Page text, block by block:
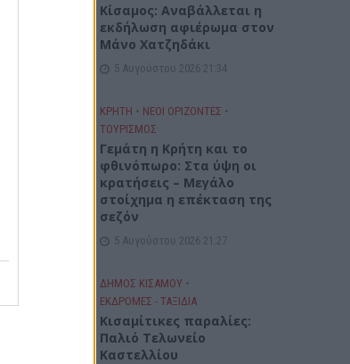
Κίσαμος: Αναβάλλεται η
εκδήλωση αφιέρωμα στον
Μάνο Χατζηδάκι
5 Αυγούστου 2026 21:34
ΚΡΗΤΗ • ΝΕΟΙ ΟΡΙΖΟΝΤΕΣ •
ΤΟΥΡΙΣΜΟΣ
Γεμάτη η Κρήτη και το
φθινόπωρο: Στα ύψη οι
κρατήσεις – Μεγάλο
στοίχημα η επέκταση της
σεζόν
5 Αυγούστου 2026 21:27
ΔΉΜΟΣ ΚΙΣΆΜΟΥ •
ΕΚΔΡΟΜΈΣ - ΤΑΞΊΔΙΑ
Kισαμίτικες παραλίες:
Παλιό Τελωνείο
Καστελλίου